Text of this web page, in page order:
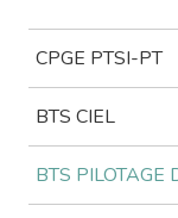
CPGE PTSI-PT
BTS CIEL
BTS PILOTAGE